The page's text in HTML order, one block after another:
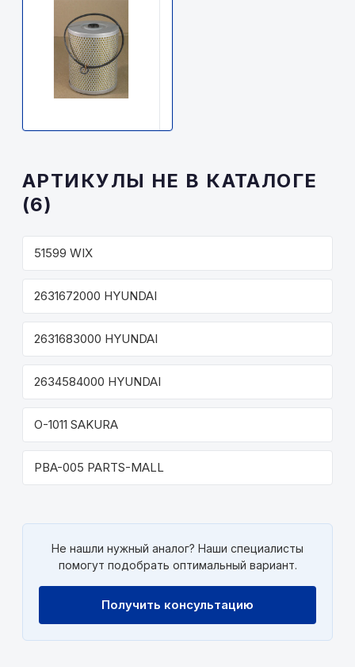
АРТИКУЛЫ НЕ В КАТАЛОГЕ
(6)
51599 WIX
2631672000 HYUNDAI
2631683000 HYUNDAI
2634584000 HYUNDAI
O-1011 SAKURA
PBA-005 PARTS-MALL
Не нашли нужный аналог? Наши специалисты
помогут подобрать оптимальный вариант.
Получить консультацию